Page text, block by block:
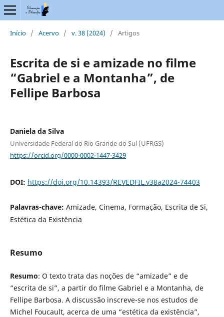
Início / Acervo / v. 38 (2024) / Artigos
Escrita de si e amizade no filme
“Gabriel e a Montanha”, de
Fellipe Barbosa
Daniela da Silva
Universidade Federal do Rio Grande do Sul (UFRGS)
https://orcid.org/0000-0002-1447-3429
DOI: https://doi.org/10.14393/REVEDFIL.v38a2024-74403
Palavras-chave: Amizade, Cinema, Formação, Escrita de Si,
Estética da Existência
Resumo
Resumo: O texto trata das noções de “amizade” e de
“escrita de si”, a partir do filme Gabriel e a Montanha, de
Fellipe Barbosa. A discussão inscreve-se nos estudos de
Michel Foucault, acerca de uma “estética da existência”,